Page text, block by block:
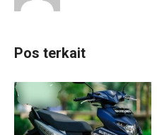
Pos terkait